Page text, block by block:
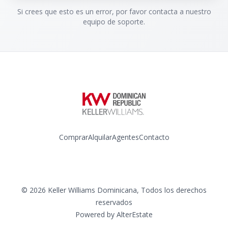
Si crees que esto es un error, por favor contacta a nuestro
equipo de soporte.
ComprarAlquilarAgentesContacto
© 2026 Keller Williams Dominicana, Todos los derechos
reservados
Powered by AlterEstate